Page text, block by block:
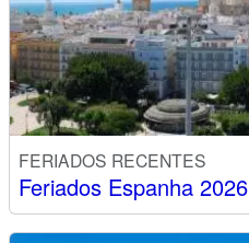
FERIADOS RECENTES
Feriados Espanha 2026